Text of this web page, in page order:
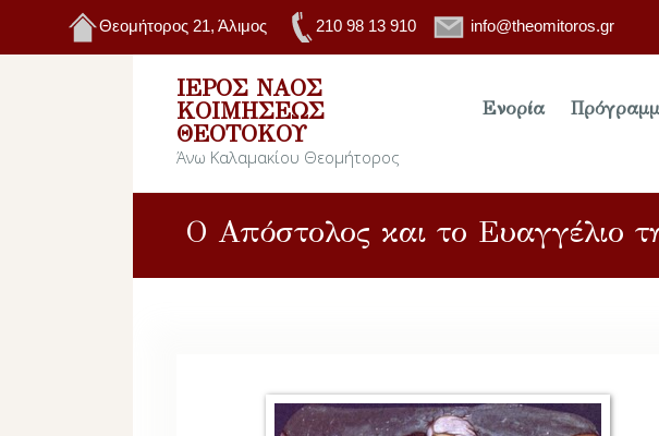
Θεομήτορος 21, Άλιμος 210 98 13 910 info@theomitoros.gr
ΙΕΡΌΣ ΝΑΌΣ
ΚΟΙΜΉΣΕΩΣ
ΘΕΟΤΌΚΟΥ
Άνω Καλαμακίου Θεομήτορος
Ενορία
Ο Απόστολος και το Ευαγγέλιο